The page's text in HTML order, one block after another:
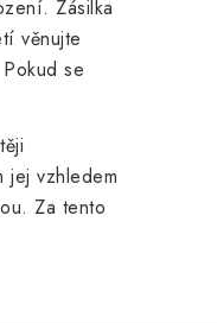
Zásilka
věnujte
se
jej vzhledem
Za tento